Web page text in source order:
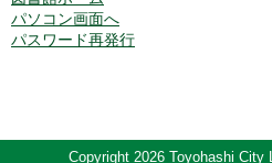
パソコン画面へ
パスワード再発行
Copyright 2026 Toyohashi City